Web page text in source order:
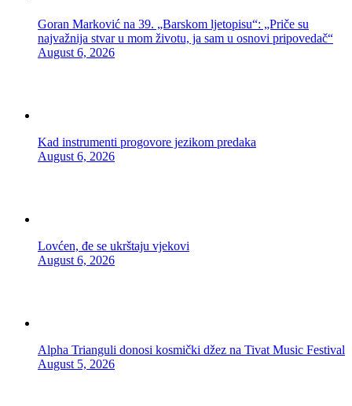
Goran Marković na 39. „Barskom ljetopisu“: „Priče su
najvažnija stvar u mom životu, ja sam u osnovi pripovedač“
August 6, 2026
Kad instrumenti progovore jezikom predaka
August 6, 2026
Lovćen, đe se ukrštaju vjekovi
August 6, 2026
Alpha Trianguli donosi kosmički džez na Tivat Music Festival
August 5, 2026